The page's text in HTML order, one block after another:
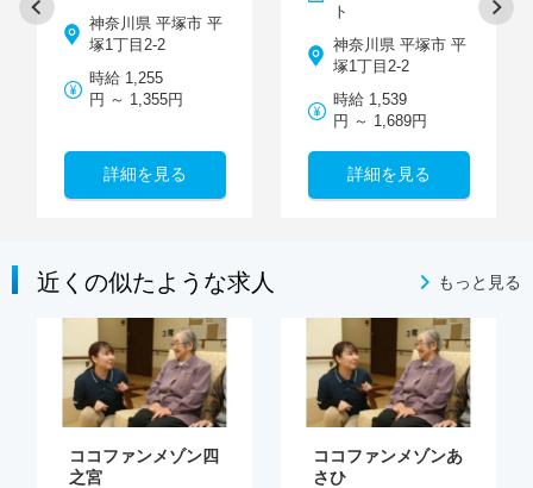
神奈川県 平塚市 平
塚1丁目2-2
時給 1,255
円 ～ 1,355円
詳細を見る
ト
神奈川県 平塚市 平
塚1丁目2-2
時給 1,539
円 ～ 1,689円
詳細を見る
近くの似たような求人 もっと見る
ココファンメゾン四
之宮
ココファンメゾンあ
さひ